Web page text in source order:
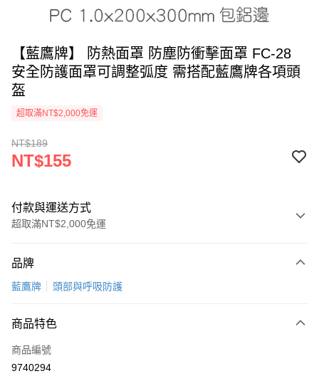
【藍鷹牌】 防熱面罩 防塵防衝擊面罩 FC-28
安全防護面罩可調整弧度 需搭配藍鷹牌各項頭
盔
超取滿NT$2,000免運
NT$189
NT$155
付款與運送方式
超取滿NT$2,000免運
信用卡一次付款
LINE Pay
Apple Pay
品牌
藍鷹牌 頭部與呼吸防護
商品特色
商品編號
9740294